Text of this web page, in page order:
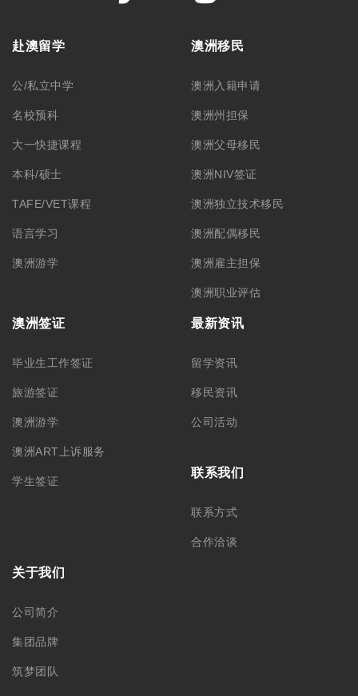
赴澳留学
公/私立中学
名校预科
大一快捷课程
本科/硕士
TAFE/VET课程
语言学习
澳洲游学
澳洲移民
澳洲入籍申请
澳洲州担保
澳洲父母移民
澳洲NIV签证
澳洲独立技术移民
澳洲配偶移民
澳洲雇主担保
澳洲职业评估
澳洲签证
毕业生工作签证
旅游签证
澳洲游学
澳洲ART上诉服务
学生签证
最新资讯
留学资讯
移民资讯
公司活动
联系我们
联系方式
合作洽谈
关于我们
公司简介
集团品牌
筑梦团队